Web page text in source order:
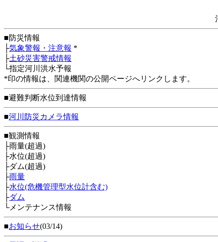
■防災情報
├気象警報・注意報 *
├土砂災害警戒情報
└指定河川洪水予報
*印の情報は、関連機関の公開ページへリンクします。
■避難判断水位到達情報
■河川防災カメラ情報
■観測情報
├雨量(超過)
├水位(超過)
├ダム(超過)
├雨量
├水位(危機管理型水位計含む)
├ダム
└メンテナンス情報
■お知らせ(03/14)